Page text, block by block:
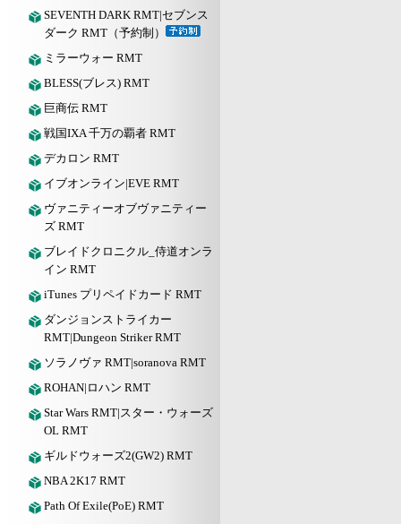
SEVENTH DARK RMT|セブンス
ダーク RMT（予約制）
ミラーウォー RMT
BLESS(ブレス) RMT
巨商伝 RMT
戦国IXA 千万の覇者 RMT
デカロン RMT
イブオンライン|EVE RMT
ヴァニティーオブヴァニティー
ズ RMT
ブレイドクロニクル_侍道オンラ
イン RMT
iTunes プリペイドカード RMT
ダンジョンストライカー
RMT|Dungeon Striker RMT
ソラノヴァ RMT|soranova RMT
ROHAN|ロハン RMT
Star Wars RMT|スター・ウォーズ
OL RMT
ギルドウォーズ2(GW2) RMT
NBA 2K17 RMT
Path Of Exile(PoE) RMT